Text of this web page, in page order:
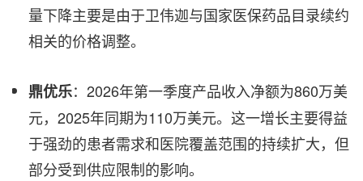
量下降主要是由于卫伟迦与国家医保药品目录续约
相关的价格调整。
鼎优乐：2026年第一季度产品收入净额为860万美
元，2025年同期为110万美元。这一增长主要得益
于强劲的患者需求和医院覆盖范围的持续扩大，但
部分受到供应限制的影响。